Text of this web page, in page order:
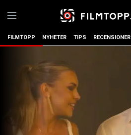
FILMTOPP NYHETER TIPS RECENSIONER